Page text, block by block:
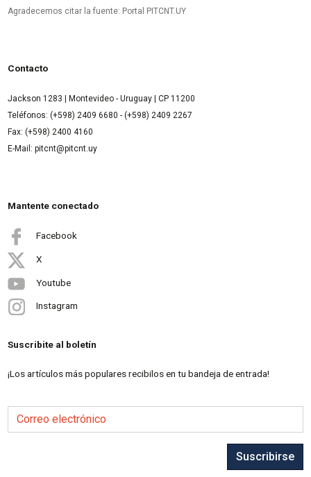
Agradecemos citar la fuente: Portal PITCNT.UY
Contacto
Jackson 1283 | Montevideo - Uruguay | CP 11200
Teléfonos: (+598) 2409 6680 - (+598) 2409 2267
Fax: (+598) 2400 4160
E-Mail: pitcnt@pitcnt.uy
Mantente conectado
Facebook
X
Youtube
Instagram
Suscribite al boletín
¡Los artículos más populares recibilos en tu bandeja de entrada!
Correo electrónico
Suscribirse